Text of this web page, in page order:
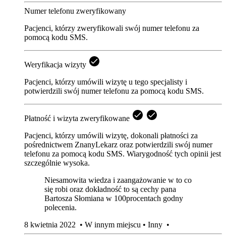
Numer telefonu zweryfikowany
Pacjenci, którzy zweryfikowali swój numer telefonu za
pomocą kodu SMS.
Weryfikacja wizyty
Pacjenci, którzy umówili wizytę u tego specjalisty i
potwierdzili swój numer telefonu za pomocą kodu SMS.
Płatność i wizyta zweryfikowane
Pacjenci, którzy umówili wizytę, dokonali płatności za
pośrednictwem ZnanyLekarz oraz potwierdzili swój numer
telefonu za pomocą kodu SMS. Wiarygodność tych opinii jest
szczególnie wysoka.
Niesamowita wiedza i zaangażowanie w to co
się robi oraz dokładność to są cechy pana
Bartosza Słomiana w 100procentach godny
polecenia.
8 kwietnia 2022 • W innym miejscu • Inny •